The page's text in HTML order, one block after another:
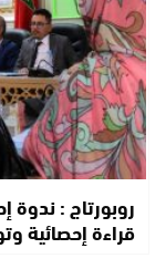
روبورتاج : ندوة
قراءة إحصائية